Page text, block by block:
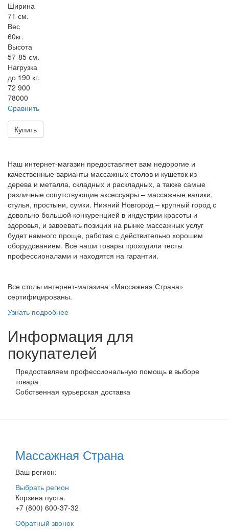
Ширина
71 см.
Вес
60кг.
Высота
57-85 см.
Нагрузка
до 190 кг.
72 900
78000
Сравнить
Купить
Наш интернет-магазин предоставляет вам недорогие и
качественные варианты массажных столов и кушеток из
дерева и металла, складных и раскладных, а также самые
различные сопутствующие аксессуары – массажные валики,
стулья, простыни, сумки. Нижний Новгород – крупный город с
довольно большой конкуренцией в индустрии красоты и
здоровья, и завоевать позиции на рынке массажных услуг
будет намного проще, работая с действительно хорошим
оборудованием. Все наши товары проходили тесты
профессионалами и находятся на гарантии.
Все столы интернет-магазина «Массажная Страна»
сертифицированы.
Узнать подробнее
Информация для
покупателей
Предоставляем профессиональную помощь в выборе
товара
Cобственная курьерская доставка
Массажная Страна
Ваш регион:
Выбрать регион
Корзина пуста.
+7 (800) 600-37-32
Обратный звонок